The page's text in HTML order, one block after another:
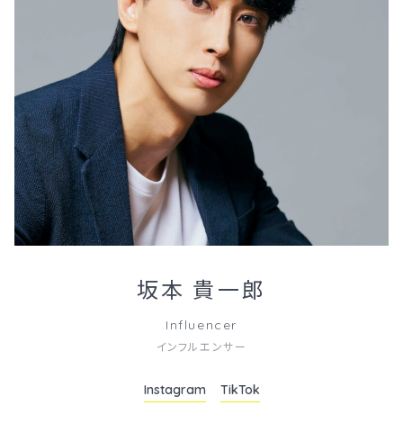
坂本 貴一郎
Influencer
インフルエンサー
Instagram TikTok